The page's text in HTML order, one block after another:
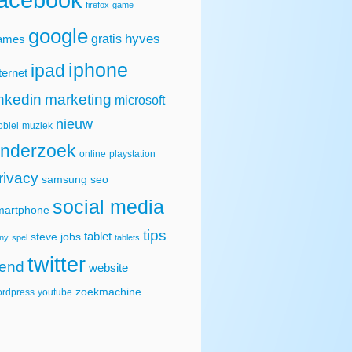
firefox game
google gratis hyves
ipad iphone
marketing microsoft
muziek nieuw
online playstation
samsung seo
social media
spel steve jobs tablet tablets tips
twitter website
youtube zoekmachine